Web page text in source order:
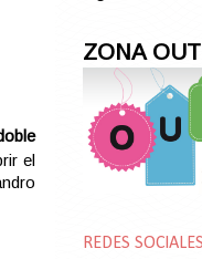
el
ZONA
REDES SOCIALES